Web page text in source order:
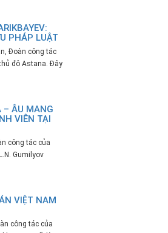
PHÁP LUẬT
Đoàn công tác
đô Astana. Đây
– ÂU MANG
VIÊN TẠI
công tác của
Gumilyov
VIỆT NAM
công tác của